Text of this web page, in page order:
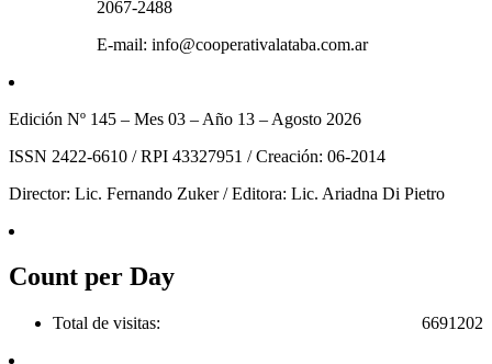
2067-2488
E-mail: info@cooperativalataba.com.ar
Edición Nº 145 – Mes 03 – Año 13 – Agosto 2026
ISSN 2422-6610 / RPI 43327951 / Creación: 06-2014
Director: Lic. Fernando Zuker / Editora: Lic. Ariadna Di Pietro
Count per Day
6691202
Total de visitas: